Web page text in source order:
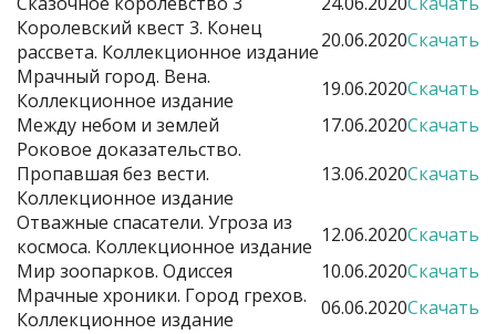
Королевский квест 3. Конец
рассвета. Коллекционное издание20.06.2020Скачать
Мрачный город. Вена.
Коллекционное издание
19.06.2020Скачать
Между небом и землей
17.06.2020Скачать
Роковое доказательство.
Пропавшая без вести.
Коллекционное издание
13.06.2020Скачать
Отважные спасатели. Угроза из
космоса. Коллекционное издание 12.06.2020Скачать
Мир зоопарков. Одиссея
10.06.2020Скачать
Мрачные хроники. Город грехов.
Коллекционное издание
06.06.2020Скачать